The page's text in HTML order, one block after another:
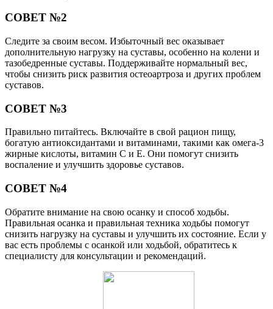
СОВЕТ №2
Следите за своим весом. Избыточный вес оказывает
дополнительную нагрузку на суставы, особенно на колени и
тазобедренные суставы. Поддерживайте нормальный вес,
чтобы снизить риск развития остеоартроза и других проблем
суставов.
СОВЕТ №3
Правильно питайтесь. Включайте в свой рацион пищу,
богатую антиоксидантами и витаминами, такими как омега-3
жирные кислоты, витамин С и Е. Они помогут снизить
воспаление и улучшить здоровье суставов.
СОВЕТ №4
Обратите внимание на свою осанку и способ ходьбы.
Правильная осанка и правильная техника ходьбы помогут
снизить нагрузку на суставы и улучшить их состояние. Если у
вас есть проблемы с осанкой или ходьбой, обратитесь к
специалисту для консультации и рекомендаций.